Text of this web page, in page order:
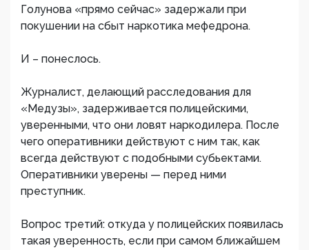
Голунова «прямо сейчас» задержали при
покушении на сбыт наркотика мефедрона.
И – понеслось.
Журналист, делающий расследования для
«Медузы», задерживается полицейскими,
уверенными, что они ловят наркодилера. После
чего оперативники действуют с ним так, как
всегда действуют с подобными субьектами.
Оперативники уверены — перед ними
преступник.
Вопрос третий: откуда у полицейских появилась
такая уверенность, если при самом ближайшем